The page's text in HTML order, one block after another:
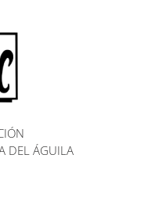
DEL ÁGUILA